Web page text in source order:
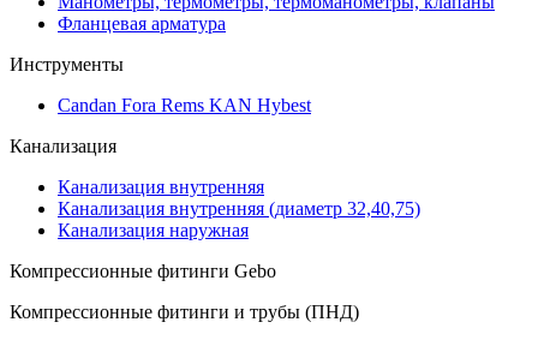
Фланцевая арматура
Инструменты
Candan Fora Rems KAN Hybest
Канализация
Канализация внутренняя
Канализация внутренняя (диаметр 32,40,75)
Канализация наружная
Компрессионные фитинги Gebo
Компрессионные фитинги и трубы (ПНД)